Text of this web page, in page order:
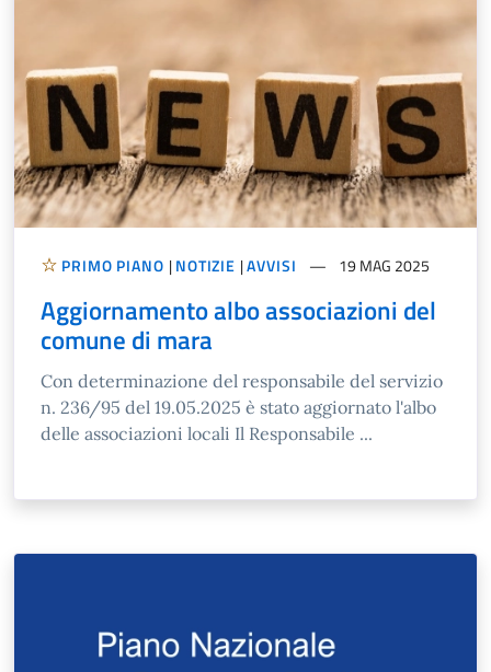
PRIMO PIANO |NOTIZIE |AVVISI 19 MAG 2025
Aggiornamento albo associazioni del
comune di mara
Con determinazione del responsabile del servizio
n. 236/95 del 19.05.2025 è stato aggiornato l'albo
delle associazioni locali Il Responsabile ...